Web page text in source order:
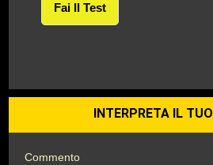
Fai Il Test
INTERPRETA IL
Commento